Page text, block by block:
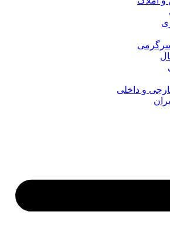
و داخلی